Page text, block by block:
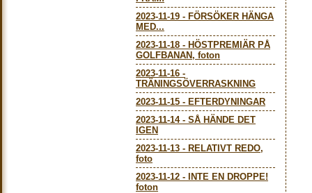
2023-11-19 - FÖRSÖKER HÄNGA
MED...
2023-11-18 - HÖSTPREMIÄR PÅ
GOLFBANAN, foton
2023-11-16 -
TRÄNINGSÖVERRASKNING
2023-11-15 - EFTERDYNINGAR
2023-11-14- SÅ HÄNDE DET
IGEN
2023-11-13 - RELATIVT REDO,
foto
2023-11-12 -
INTE EN DROPPE!
foton